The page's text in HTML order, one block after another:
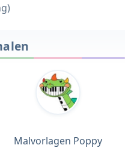
Malvorlagen Poppy